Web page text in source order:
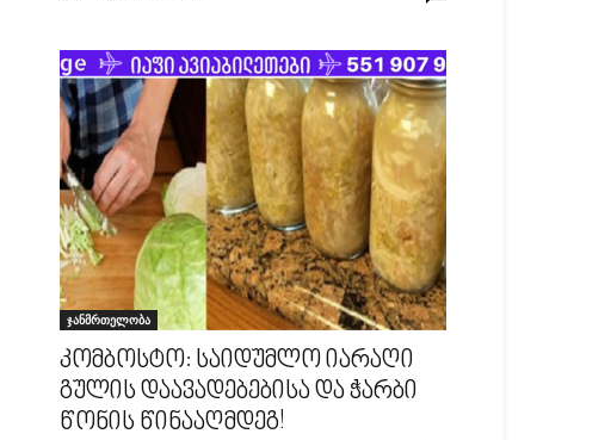
ჯანმრთელობა
კომბოსტო: საიდუმლო იარაღი
გულის დაავადებებისა და ჭარბი
წონის წინააღმდეგ!